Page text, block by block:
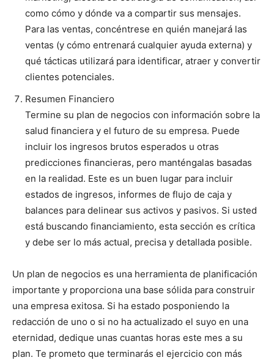
como cómo y dónde va a compartir sus mensajes.
Para las ventas, concéntrese en quién manejará las
ventas (y cómo entrenará cualquier ayuda externa) y
qué tácticas utilizará para identificar, atraer y convertir
clientes potenciales.
Resumen Financiero
Termine su plan de negocios con información sobre la
salud financiera y el futuro de su empresa. Puede
incluir los ingresos brutos esperados u otras
predicciones financieras, pero manténgalas basadas
en la realidad. Este es un buen lugar para incluir
estados de ingresos, informes de flujo de caja y
balances para delinear sus activos y pasivos. Si usted
está buscando financiamiento, esta sección es crítica
y debe ser lo más actual, precisa y detallada posible.
Un plan de negocios es una herramienta de planificación
importante y proporciona una base sólida para construir
una empresa exitosa. Si ha estado posponiendo la
redacción de uno o si no ha actualizado el suyo en una
eternidad, dedique unas cuantas horas este mes a su
plan. Te prometo que terminarás el ejercicio con más